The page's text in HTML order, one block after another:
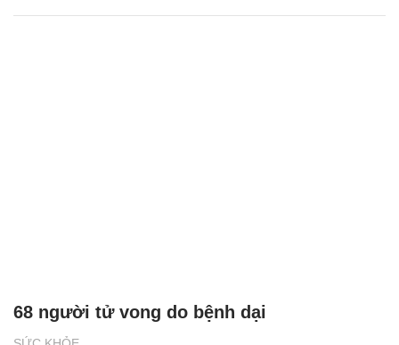
68 người tử vong do bệnh dại